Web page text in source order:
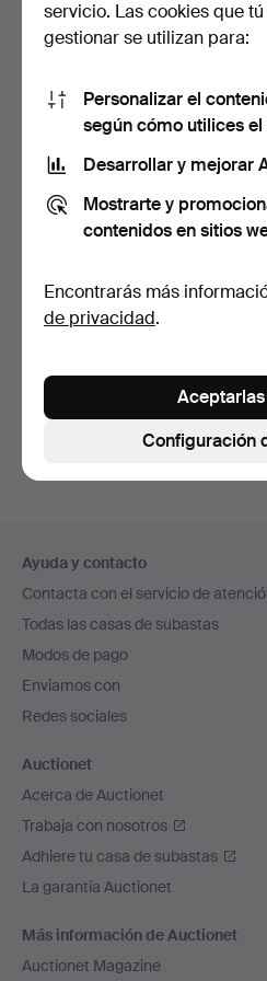
LÁMPARA DE PIE, hierro
forjado, regulable …
159 USD
También puedes buscar en
subastas concluidas.
en
el
pie
de
página
Ayuda y contacto
Contacta con el servicio de
Todas las casas de subastas
Modos de pago
Enviamos con
Redes sociales
Auctionet
Acerca de Auctionet
Trabaja con nosotros
Adhiere tu casa de subastas
La garantía Auctionet
Más información de Auctionet
Auctionet Magazine
servicio. Las cookies que
gestionar se utilizan para:
Personalizar el
según cómo utilices el
Desarrollar y mejorar
Mostrarte y
contenidos en sitios
Encontrarás más
de privacidad.
Configuración